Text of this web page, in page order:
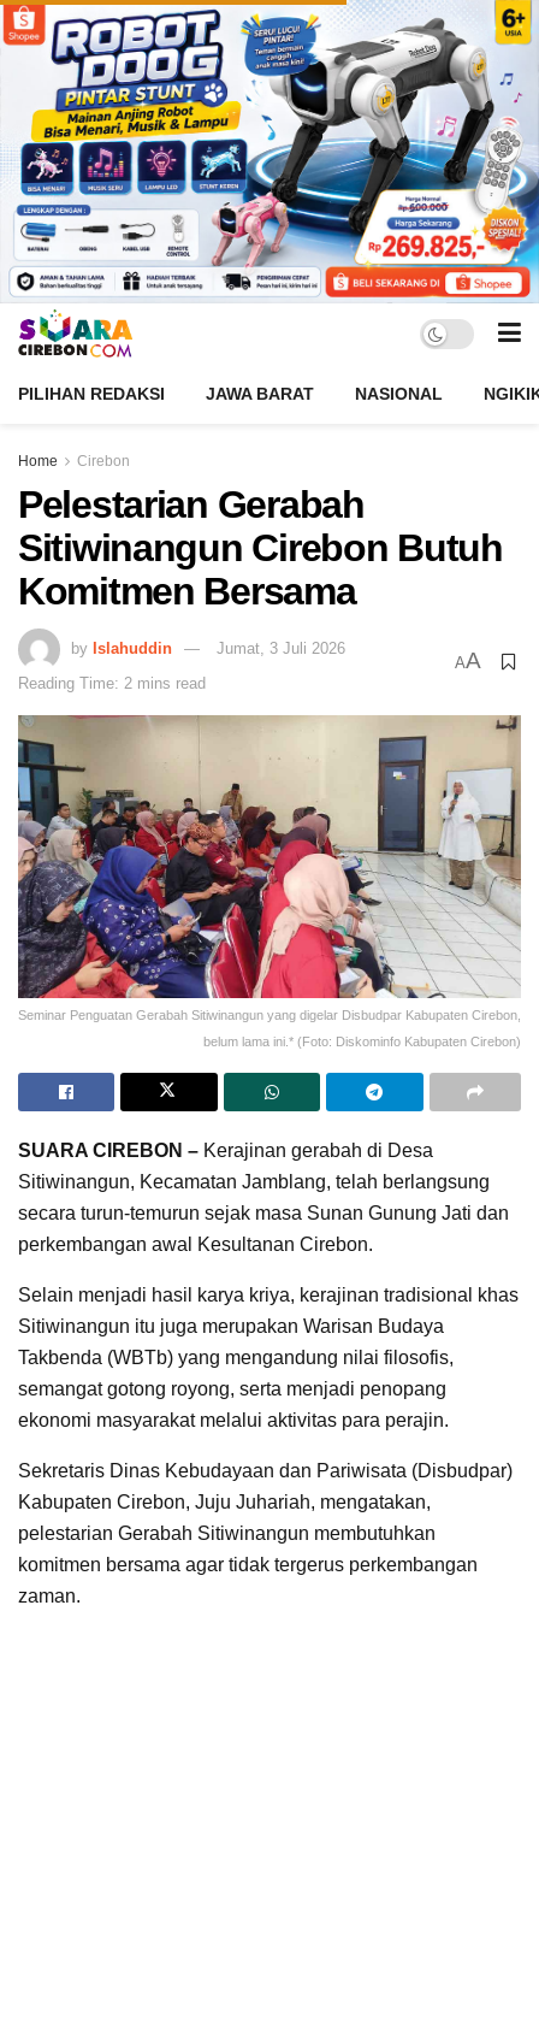
PILIHAN REDAKSI JAWA BARAT NASIONAL
Home Cirebon
Pelestarian Gerabah
Sitiwinangun Cirebon Butuh
Komitmen Bersama
by Islahuddin
Jumat, 3 Juli 2026
Reading Time: 2 mins read
AA
Seminar Penguatan Gerabah Sitiwinangun yang digelar Disbudpar Kabupaten Cirebon,
belum lama ini.* (Foto: Diskominfo Kabupaten Cirebon)
SUARA CIREBON – Kerajinan gerabah di Desa
Sitiwinangun, Kecamatan Jamblang, telah berlangsung
secara turun-temurun sejak masa Sunan Gunung Jati dan
perkembangan awal Kesultanan Cirebon.
Selain menjadi hasil karya kriya, kerajinan tradisional khas
Sitiwinangun itu juga merupakan Warisan Budaya
Takbenda (WBTb) yang mengandung nilai filosofis,
semangat gotong royong, serta menjadi penopang
ekonomi masyarakat melalui aktivitas para perajin.
Sekretaris Dinas Kebudayaan dan Pariwisata (Disbudpar)
Kabupaten Cirebon, Juju Juhariah, mengatakan,
pelestarian Gerabah Sitiwinangun membutuhkan
komitmen bersama agar tidak tergerus perkembangan
zaman.